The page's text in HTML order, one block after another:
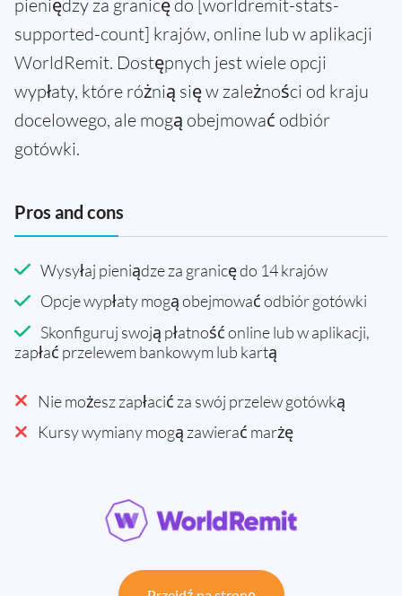
pieniędzy za granicę do [worldremit-stats-
supported-count] krajów, online lub w aplikacji
WorldRemit. Dostępnych jest wiele opcji
wypłaty, które różnią się w zależności od kraju
docelowego, ale mogą obejmować odbiór
gotówki.
Pros and cons
Wysyłaj pieniądze za granicę do 14 krajów
Opcje wypłaty mogą obejmować odbiór gotówki
Skonfiguruj swoją płatność online lub w aplikacji,
zapłać przelewem bankowym lub kartą
Nie możesz zapłacić za swój przelew gotówką
Kursy wymiany mogą zawierać marżę